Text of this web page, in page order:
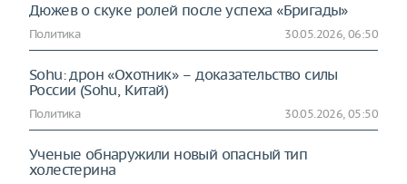
Дюжев о скуке ролей после успеха «Бригады»
Политика 30.05.2026, 06:50
Sohu: дрон «Охотник» – доказательство силы
России (Sohu, Китай)
Политика 30.05.2026, 05:50
Ученые обнаружили новый опасный тип
холестерина